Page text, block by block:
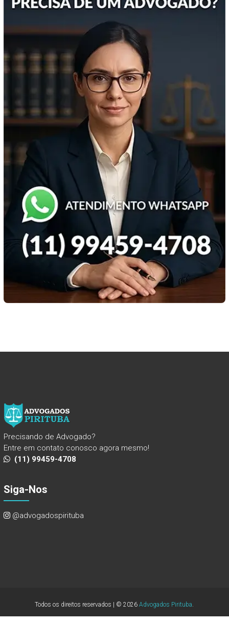
Precisando de Advogado?
Entre em contato conosco agora mesmo!
(11) 99459-4708
Siga-Nos
@advogadospirituba
Todos os direitos reservados | © 2026Advogados Pirituba.